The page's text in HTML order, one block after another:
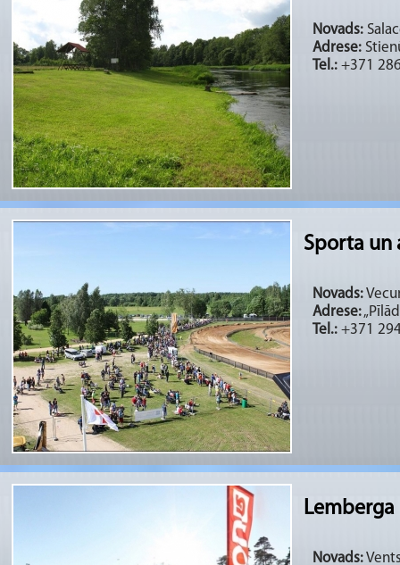
Novads:
Adrese:
Tel.: +371
Sporta un
Novads:
Adrese:
Tel.: +371
Lemberga
Novads: